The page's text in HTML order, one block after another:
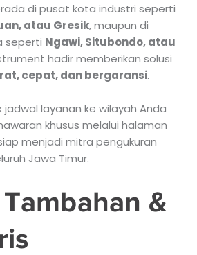
di pusat kota industri seperti
atau Gresik, maupun di
seperti Ngawi, Situbondo, atau
hadir memberikan solusi
cepat, dan bergaransi.
jadwal layanan ke wilayah Anda
khusus melalui halaman
menjadi mitra pengukuran
Jawa Timur.
&